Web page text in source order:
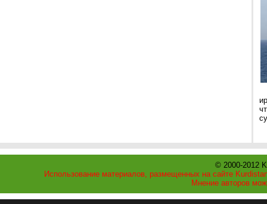
© 2000-2012
Использование материалов, размещенных на сайте
Мнение авторов